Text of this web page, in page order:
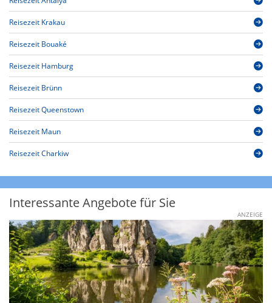
Reisezeit Krakau
Reisezeit Bouaké
Reisezeit Hamburg
Reisezeit Brünn
Reisezeit Queenstown
Reisezeit Maun
Reisezeit Charkiw
Interessante Angebote für Sie
ANZEIGE